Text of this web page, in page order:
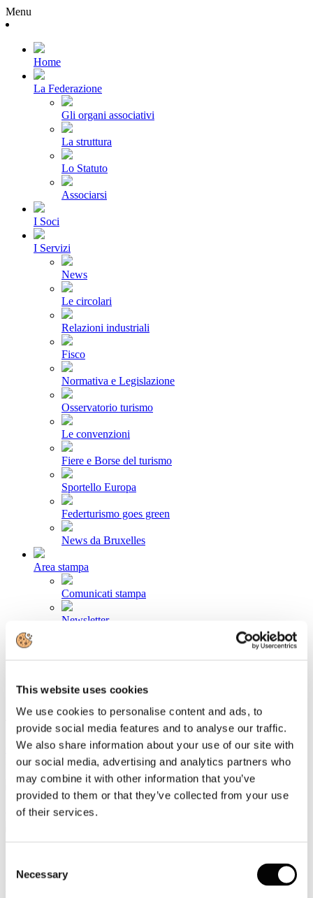
This website uses cookies
We use cookies to personalise content and ads, to
provide social media features and to analyse our traffic.
We also share information about your use of our site with
our social media, advertising and analytics partners who
may combine it with other information that you’ve
provided to them or that they’ve collected from your use
of their services.
Selection
Necessary
Menu
Home
La Federazione
Gli organi associativi
La struttura
Lo Statuto
Associarsi
I Soci
I Servizi
News
Le circolari
Relazioni industriali
Fisco
Normativa e Legislazione
Osservatorio turismo
Le convenzioni
Fiere e Borse del turismo
Sportello Europa
Federturismo goes green
News da Bruxelles
Area stampa
Comunicati stampa
Newsletter
Tel. +39 320 57 80 986
Email segreteria@federturismo.it
Come aderire
Login
Cerca...
Modalità operative per fruire dello